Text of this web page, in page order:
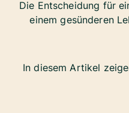
Die Entscheidung für
einem gesünderen
In diesem Artikel